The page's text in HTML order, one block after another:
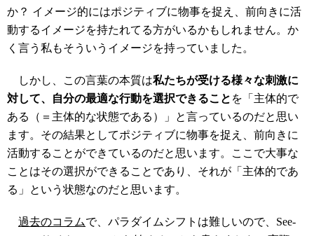
か？ イメージ的にはポジティブに物事を捉え、前向きに活
動するイメージを持たれてる方がいるかもしれません。か
く言う私もそういうイメージを持っていました。
しかし、この言葉の本質は私たちが受ける様々な刺激に
対して、自分の最適な行動を選択できること を「主体的で
ある（＝主体的な状態である）」と言っているのだと思い
ます。その結果としてポジティブに物事を捉え、前向きに
活動することができているのだと思います。ここで大事な
ことはその選択ができることであり、それが「主体的であ
る」という状態なのだと思います。
過去のコラムで、パラダイムシフトは難しいので、See-